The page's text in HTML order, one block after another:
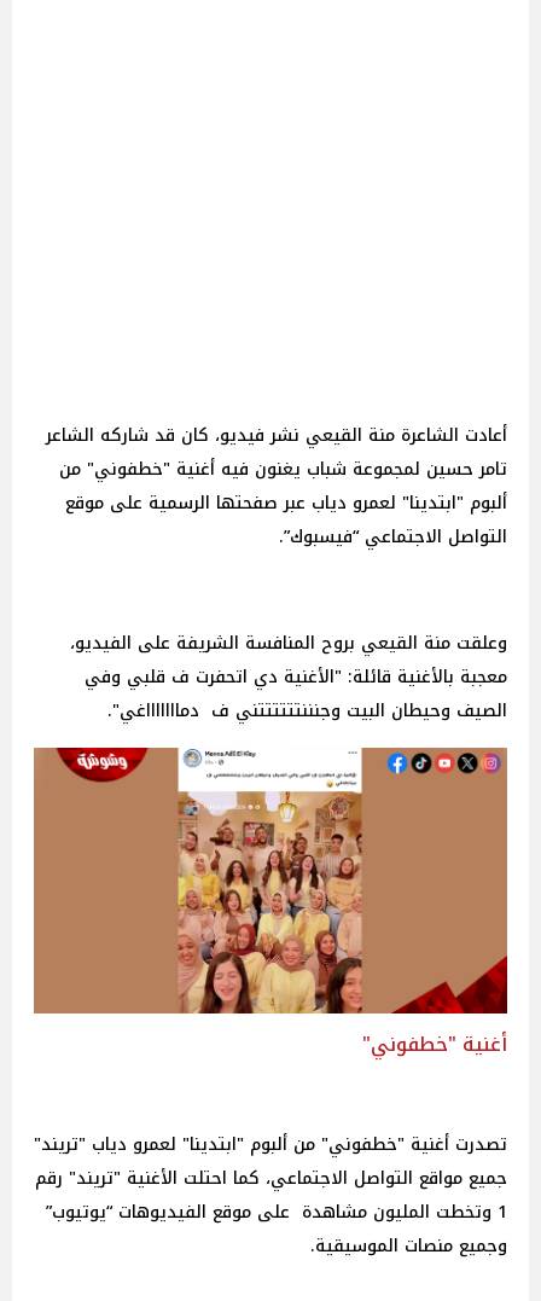
أعادت الشاعرة منة القيعي نشر فيديو، كان قد شاركه الشاعر
تامر حسين لمجموعة شباب يغنون فيه أغنية "خطفوني" من
ألبوم "ابتدينا" لعمرو دياب عبر صفحتها الرسمية على موقع
التواصل الاجتماعي “فيسبوك”.
وعلقت منة القيعي بروح المنافسة الشريفة على الفيديو،
معجبة بالأغنية قائلة: "الأغنية دي اتحفرت ف قلبي وفي
الصيف وحيطان البيت وجنننتتتتتتني ف دماااااااغي".
أغنية "خطفوني"
تصدرت أغنية "خطفوني" من ألبوم "ابتدينا" لعمرو دياب "تريند"
جميع مواقع التواصل الاجتماعي، كما احتلت الأغنية "تريند" رقم
1 وتخطت المليون مشاهدة على موقع الفيديوهات “يوتيوب”
وجميع منصات الموسيقية.